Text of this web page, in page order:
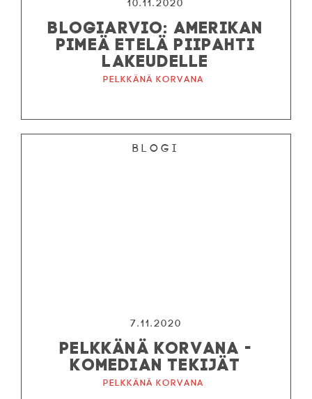
10.11.2020
BLOGIARVIO: AMERIKAN
PIMEÄ ETELÄ PIIPAHTI
LAKEUDELLE
Pelkkänä korvana
Blogi
7.11.2020
PELKKÄNÄ KORVANA -
KOMEDIAN TEKIJÄT
Pelkkänä korvana